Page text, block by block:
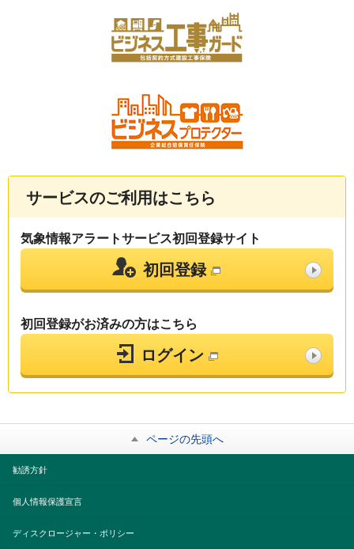
サービスのご利用はこちら
気象情報アラートサービス初回登録サイト
初回登録
初回登録がお済みの方はこちら
ログイン
ページの先頭へ
勧誘方針
個人情報保護宣言
ディスクロージャー・ポリシー